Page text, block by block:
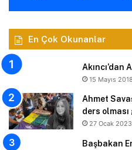
En Çok Okunanlar
Akıncı’dan
15 Mayıs 2018
Ahmet
ders
27 Ocak 2023
Başbakan